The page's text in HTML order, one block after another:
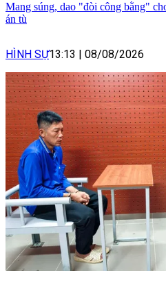
Mang súng, dao "đòi công bằng"
án tù
HÌNH SỰ13:13 08/08/2026